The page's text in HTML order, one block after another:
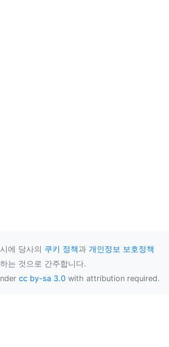
에 당사의 쿠키 정책과 개인정보 보호정책
는 것으로 간주합니다.
cc by-sa 3.0 with attribution required.